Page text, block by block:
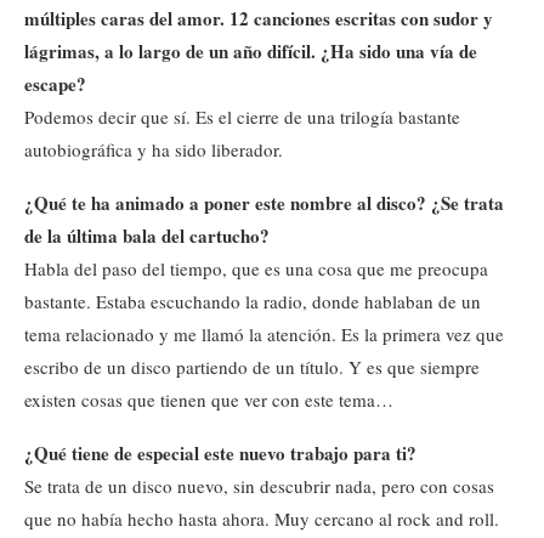
múltiples caras del amor. 12 canciones escritas con sudor y
lágrimas, a lo largo de un año difícil. ¿Ha sido una vía de
escape?
Podemos decir que sí. Es el cierre de una trilogía bastante
autobiográfica y ha sido liberador.
¿Qué te ha animado a poner este nombre al disco? ¿Se trata
de la última bala del cartucho?
Habla del paso del tiempo, que es una cosa que me preocupa
bastante. Estaba escuchando la radio, donde hablaban de un
tema relacionado y me llamó la atención. Es la primera vez que
escribo de un disco partiendo de un título. Y es que siempre
existen cosas que tienen que ver con este tema…
¿Qué tiene de especial este nuevo trabajo para ti?
Se trata de un disco nuevo, sin descubrir nada, pero con cosas
que no había hecho hasta ahora. Muy cercano al rock and roll.